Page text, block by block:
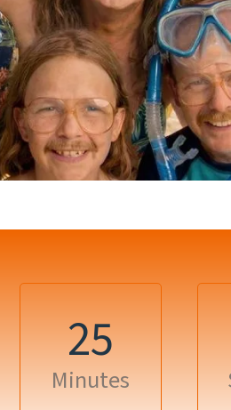
КУПИТИ
DESCRIPTION
Viдaлista 10 мг:
Viдaлista 10 мг – це
лікування
активну речовину
може досягати до
Вибір відповідних
складним, особливо
проблемою. Важливо
25
Minutes